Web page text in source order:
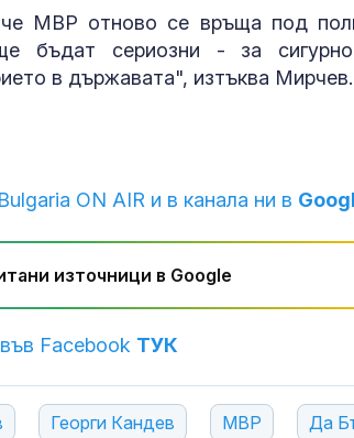
МВР отново се връща под
бъдат сериозни - за
в държавата", изтъква Мирчев.
ON AIR и в канала ни в
източници в Google
Facebook ТУК
Георги Кандев МВР Да